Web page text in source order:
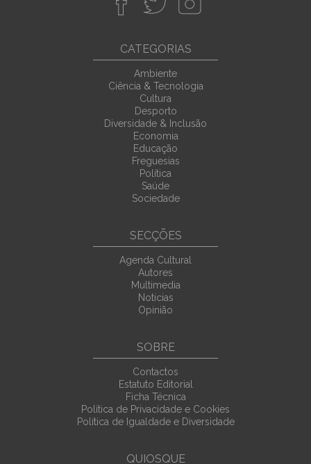
CATEGORIAS
Ambiente
Ciência & Tecnologia
Cultura
Desporto
Diversidade & Inclusão
Economia
Educação
Freguesias
Política
Saúde
Sociedade
SECÇÕES
Agenda Cultural
Autores
Multimedia
Noticias
Opinião
SOBRE
Contactos
Estatuto Editorial
Ficha Técnica
Política de Privacidade e Cookies
Política de Igualdade e Diversidade
QUIOSQUE